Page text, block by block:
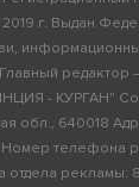
г. Выдан
- КУРГАН"
обл., 640018
Номер телефона
рекламы: